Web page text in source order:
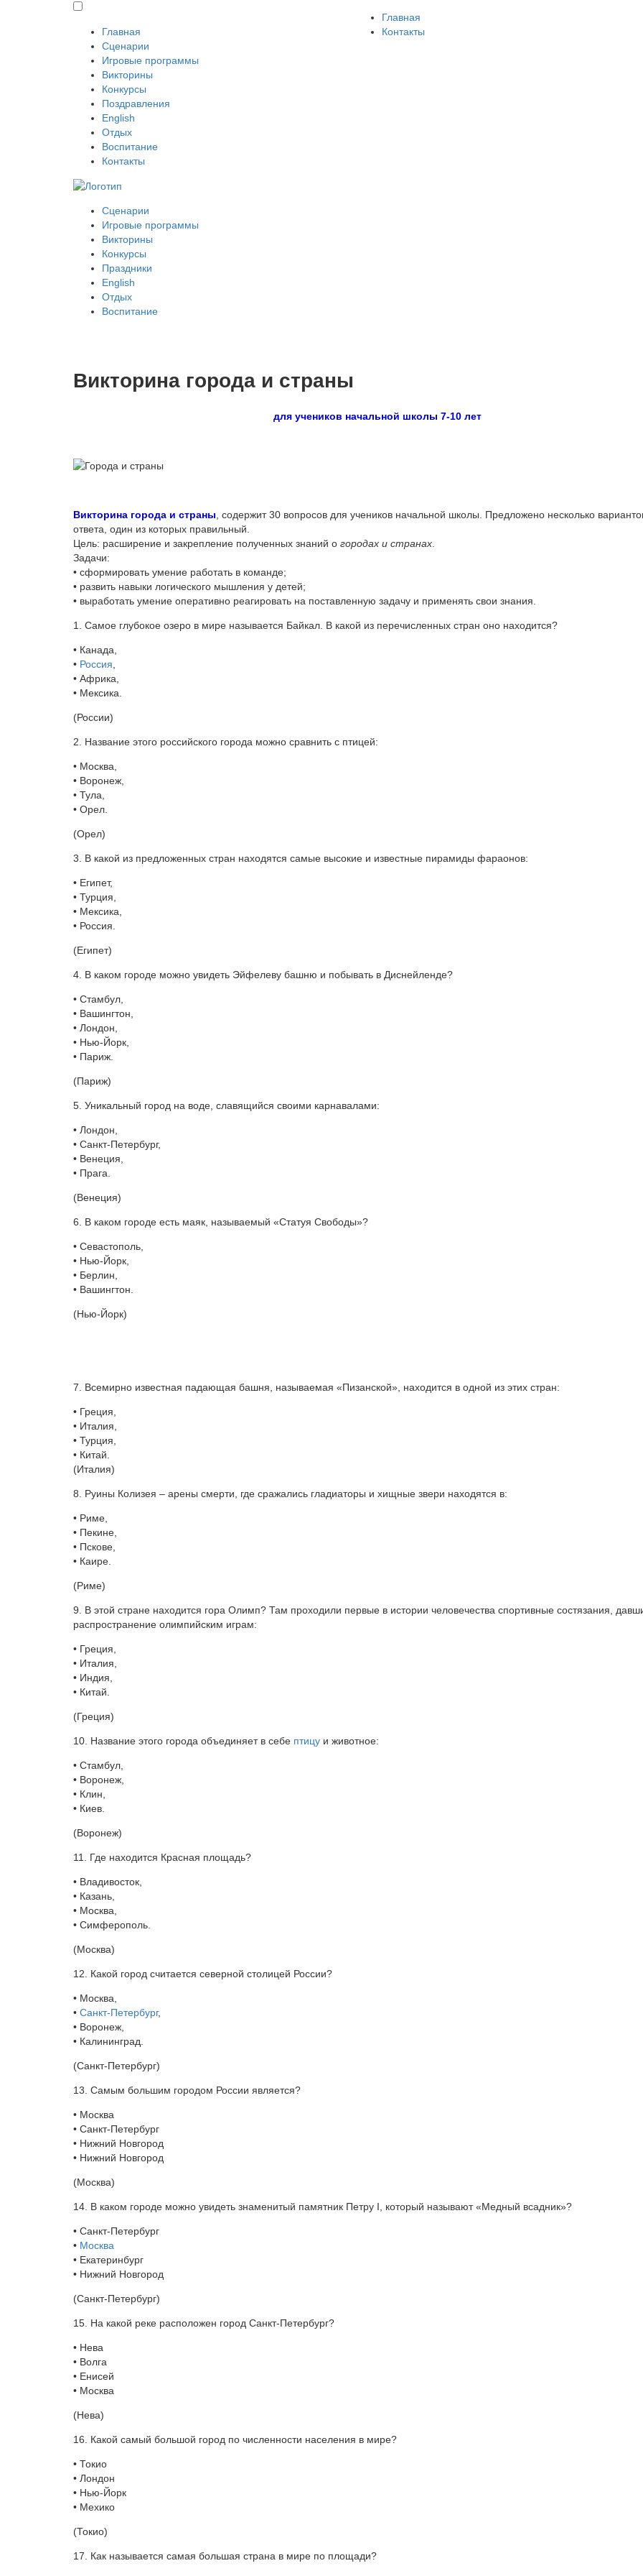
Главная
Сценарии
Игровые программы
Викторины
Конкурсы
Поздравления
English
Отдых
Воспитание
Контакты
Главная
Контакты
Сценарии
Игровые программы
Викторины
Конкурсы
Праздники
English
Отдых
Воспитание
Викторина города и страны
для учеников начальной школы 7-10 лет
Викторина города и страны , содержит 30 вопросов для учеников начальной школы. Предложено несколько
ответа, один из которых правильный.
Цель: расширение и закрепление полученных знаний о городах и странах
Задачи:
• сформировать умение работать в команде;
• развить навыки логического мышления у детей;
• выработать умение оперативно реагировать на поставленную задачу и применять свои знания.
1. Самое глубокое озеро в мире называется Байкал. В какой из перечисленных стран оно находится?
• Канада,
• Россия
• Африка,
• Мексика.
(России)
2. Название этого российского города можно сравнить с птицей:
• Москва,
• Воронеж,
• Тула,
• Орел.
(Орел)
3. В какой из предложенных стран находятся самые высокие и известные пирамиды фараонов:
• Египет,
• Турция,
• Мексика,
• Россия.
(Египет)
4. В каком городе можно увидеть Эйфелеву башню и побывать в Диснейленде?
• Стамбул,
• Вашингтон,
• Лондон,
• Нью-Йорк,
• Париж.
(Париж)
5. Уникальный город на воде, славящийся своими карнавалами:
• Лондон,
• Санкт-Петербург,
• Венеция,
• Прага.
(Венеция)
6. В каком городе есть маяк, называемый «Статуя Свободы»?
• Севастополь,
• Нью-Йорк,
• Берлин,
• Вашингтон.
(Нью-Йорк)
7. Всемирно известная падающая башня, называемая «Пизанской», находится в одной из этих стран:
• Греция,
• Италия,
• Турция,
• Китай.
(Италия)
8. Руины Колизея – арены смерти, где сражались гладиаторы и хищные звери находятся в:
• Риме,
• Пекине,
• Пскове,
• Каире.
(Риме)
9. В этой стране находится гора Олимп? Там проходили первые в истории человечества спортивные состязания,
распространение олимпийским играм:
• Греция,
• Италия,
• Индия,
• Китай.
(Греция)
10. Название этого города объединяет в себе птицу и животное:
• Стамбул,
• Воронеж,
• Клин,
• Киев.
(Воронеж)
11. Где находится Красная площадь?
• Владивосток,
• Казань,
• Москва,
• Симферополь.
(Москва)
12. Какой город считается северной столицей России?
• Москва,
• Санкт-Петербург,
• Воронеж,
• Калининград.
(Санкт-Петербург)
13. Самым большим городом России является?
• Москва
• Санкт-Петербург
• Нижний Новгород
• Нижний Новгород
(Москва)
14. В каком городе можно увидеть знаменитый памятник Петру I, который называют «Медный всадник»?
• Санкт-Петербург
• Москва
• Екатеринбург
• Нижний Новгород
(Санкт-Петербург)
15. На какой реке расположен город Санкт-Петербург?
• Нева
• Волга
• Енисей
• Москва
(Нева)
16. Какой самый большой город по численности населения в мире?
• Токио
• Лондон
• Нью-Йорк
• Мехико
(Токио)
17. Как называется самая большая страна в мире по площади?